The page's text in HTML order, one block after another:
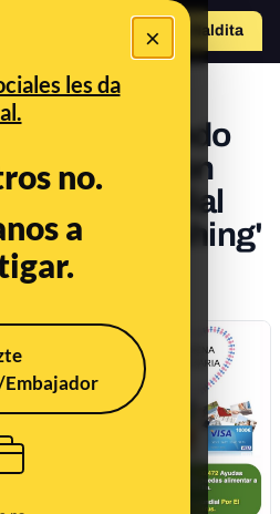
×
les da
no.
a
Hazte Maldita
está regalando
euros con
crisis mundial
es 'phishing'